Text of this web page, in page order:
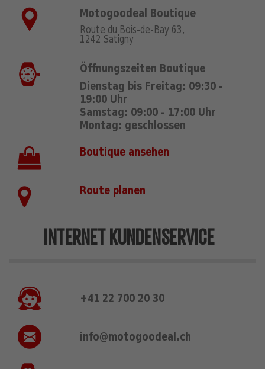
Motogoodeal Boutique
Route du Bois-de-Bay 63,
1242 Satigny
Öffnungszeiten Boutique
Dienstag bis Freitag: 09:30 -
19:00 Uhr
Samstag: 09:00 - 17:00 Uhr
Montag: geschlossen
Boutique ansehen
Route planen
INTERNET KUNDENSERVICE
+41 22 700 20 30
info@motogoodeal.ch